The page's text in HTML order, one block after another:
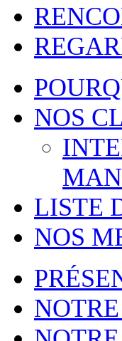
NOS
LISTE
NOS